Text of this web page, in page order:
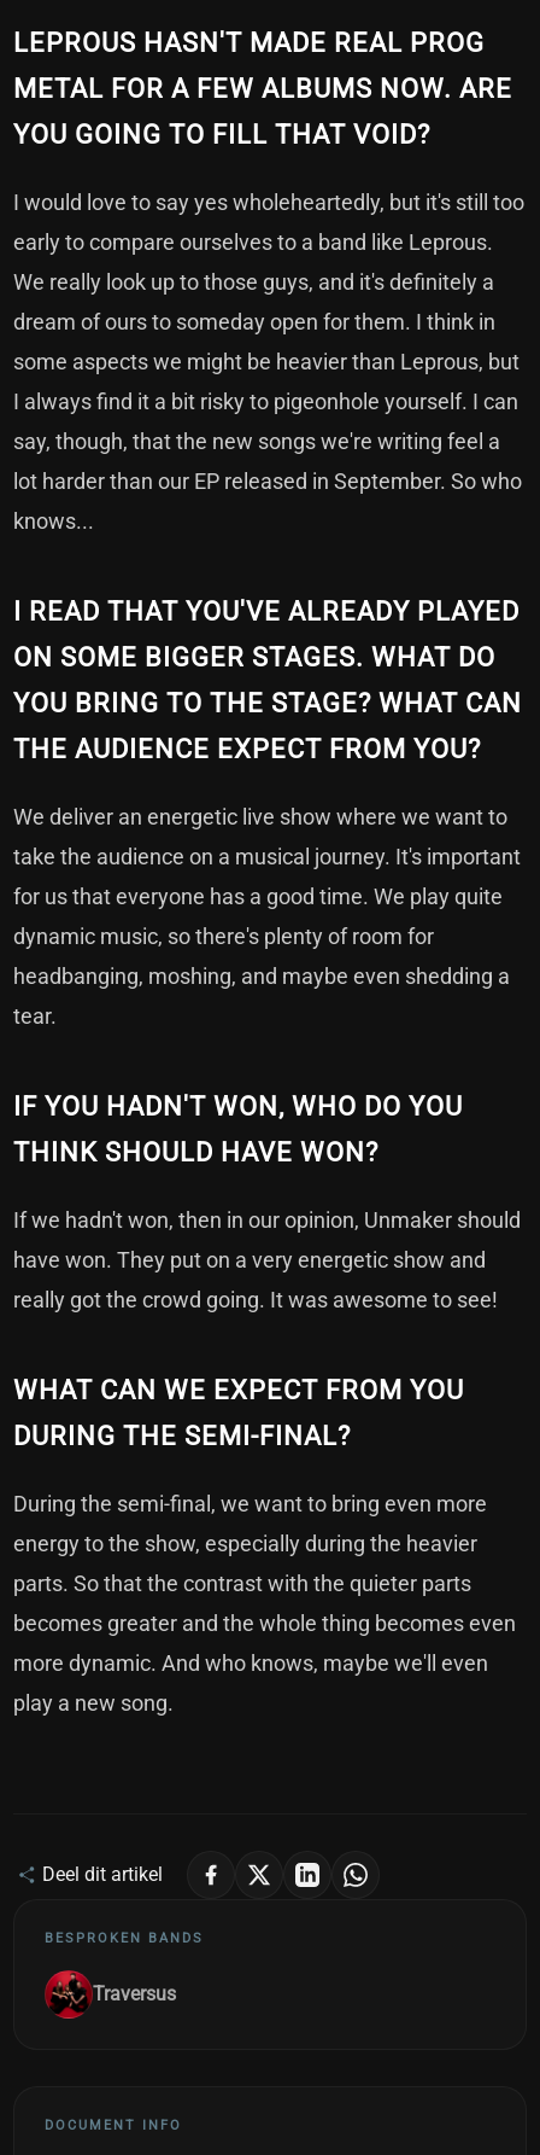
LEPROUS HASN'T MADE REAL PROG
METAL FOR A FEW ALBUMS NOW. ARE
YOU GOING TO FILL THAT VOID?
I would love to say yes wholeheartedly, but it's still too
early to compare ourselves to a band like Leprous.
We really look up to those guys, and it's definitely a
dream of ours to someday open for them. I think in
some aspects we might be heavier than Leprous, but
I always find it a bit risky to pigeonhole yourself. I can
say, though, that the new songs we're writing feel a
lot harder than our EP released in September. So who
knows...
I READ THAT YOU'VE ALREADY PLAYED
ON SOME BIGGER STAGES. WHAT DO
YOU BRING TO THE STAGE? WHAT CAN
THE AUDIENCE EXPECT FROM YOU?
We deliver an energetic live show where we want to
take the audience on a musical journey. It's important
for us that everyone has a good time. We play quite
dynamic music, so there's plenty of room for
headbanging, moshing, and maybe even shedding a
tear.
IF YOU HADN'T WON, WHO DO YOU
THINK SHOULD HAVE WON?
If we hadn't won, then in our opinion, Unmaker should
have won. They put on a very energetic show and
really got the crowd going. It was awesome to see!
WHAT CAN WE EXPECT FROM YOU
DURING THE SEMI-FINAL?
During the semi-final, we want to bring even more
energy to the show, especially during the heavier
parts. So that the contrast with the quieter parts
becomes greater and the whole thing becomes even
more dynamic. And who knows, maybe we'll even
play a new song.
Deel dit artikel
BESPROKEN BANDS
Traversus
DOCUMENT INFO